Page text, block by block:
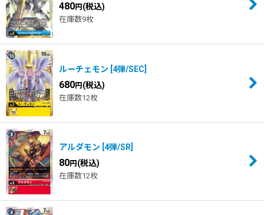
480円 (税込)
在庫数9枚
ルーチェモン 4弾/SEC
680円 (税込)
在庫数12枚
アルダモン 4弾/SR
80円 (税込)
在庫数12枚